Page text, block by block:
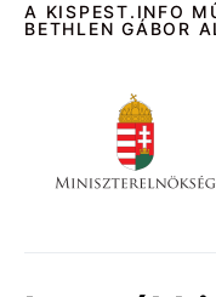
A KISPEST.INFO
BETHLEN GÁBOR